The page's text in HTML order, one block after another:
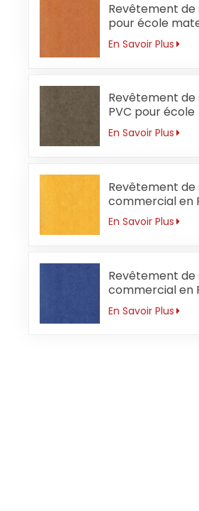
Revêtement de
pour école
3 mm orange
En Savoir Plus
Revêtement de
PVC pour école
secondaire 3 mm
résistant à l'usure
En Savoir Plus
Revêtement de
commercial en
pour jardin
mm
En Savoir Plus
Revêtement de
commercial en
pour école
mm
En Savoir Plus